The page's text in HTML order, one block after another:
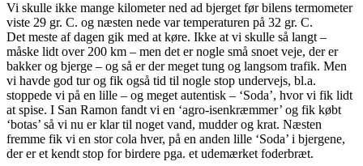
Vi skulle ikke mange kilometer ned ad bjerget før bilens termometer
viste 29 gr. C. og næsten nede var temperaturen på 32 gr. C.
Det meste af dagen gik med at køre. Ikke at vi skulle så langt –
måske lidt over 200 km – men det er nogle små snoet veje, der er
bakker og bjerge – og så er der meget tung og langsom trafik. Men
vi havde god tur og fik også tid til nogle stop undervejs, bl.a.
stoppede vi på en lille – og meget autentisk – ‘Soda’, hvor vi fik lidt
at spise. I San Ramon fandt vi en ‘agro-isenkræmmer’ og fik købt
‘botas’ så vi nu er klar til noget vand, mudder og krat. Næsten
fremme fik vi en stor cola hver, på en anden lille ‘Soda’ i bjergene,
der er et kendt stop for birdere pga. et udemærket foderbræt.